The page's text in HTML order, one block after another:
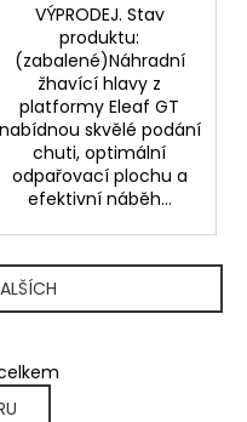
VÝPRODEJ. Stav
produktu:
(zabalené)Náhradní
žhavící hlavy z
platformy Eleaf GT
nabídnou skvělé podání
chuti, optimální
odpařovací plochu a
efektivní náběh...